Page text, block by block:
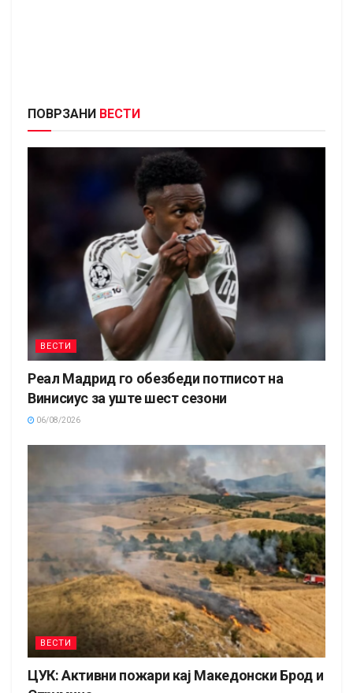
ПОВРЗАНИ ВЕСТИ
ВЕСТИ
Реал Мадрид го обезбеди потписот на
Винисиус за уште шест сезони
06/08/2026
ВЕСТИ
ЦУК: Активни пожари кај Македонски Брод и